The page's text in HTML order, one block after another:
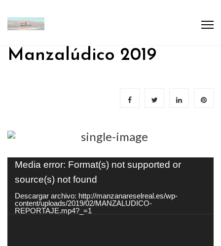
Manzalúdico 2019
Reproductor
de
vídeo
Media error: Format(s) not supported or
source(s) not found
Descargar archivo: http://manzanareselreal.es/wp-
content/uploads/2019/02/MANZALUDICO-
REPORTAJE.mp4?_=1